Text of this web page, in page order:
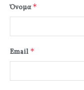
Όνομα*
Email *